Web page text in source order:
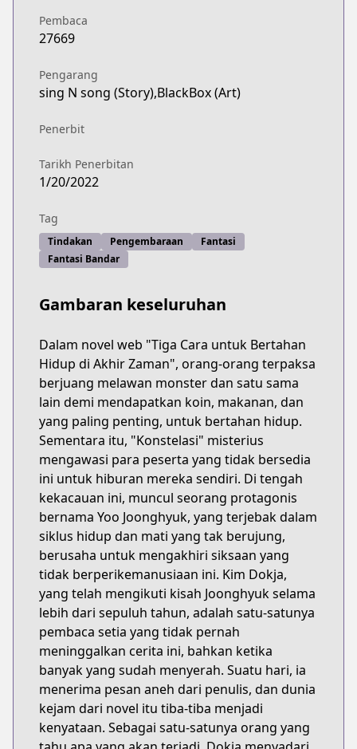
Pembaca
27669
Pengarang
sing N song (Story),BlackBox (Art)
Penerbit
Tarikh Penerbitan
1/20/2022
Tag
Tindakan Pengembaraan
Fantasi
Fantasi Bandar
Gambaran keseluruhan
Dalam novel web "Tiga Cara untuk Bertahan
Hidup di Akhir Zaman", orang-orang terpaksa
berjuang melawan monster dan satu sama
lain demi mendapatkan koin, makanan, dan
yang paling penting, untuk bertahan hidup.
Sementara itu, "Konstelasi" misterius
mengawasi para peserta yang tidak bersedia
ini untuk hiburan mereka sendiri. Di tengah
kekacauan ini, muncul seorang protagonis
bernama Yoo Joonghyuk, yang terjebak dalam
siklus hidup dan mati yang tak berujung,
berusaha untuk mengakhiri siksaan yang
tidak berperikemanusiaan ini. Kim Dokja,
yang telah mengikuti kisah Joonghyuk selama
lebih dari sepuluh tahun, adalah satu-satunya
pembaca setia yang tidak pernah
meninggalkan cerita ini, bahkan ketika
banyak yang sudah menyerah. Suatu hari, ia
menerima pesan aneh dari penulis, dan dunia
kejam dari novel itu tiba-tiba menjadi
kenyataan. Sebagai satu-satunya orang yang